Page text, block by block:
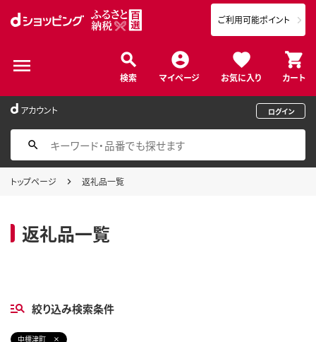
検索 マイページ お気に入り カート
ご利用可能ポイント
アカウント ログイン
トップページ 返礼品一覧
返礼品一覧
絞り込み検索条件
中標津町